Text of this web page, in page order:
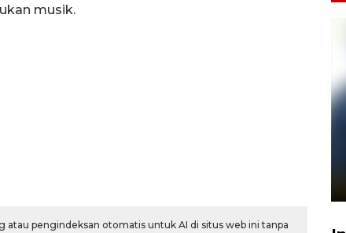
musik.
pengindeksan otomatis untuk AI di situs web ini tanpa